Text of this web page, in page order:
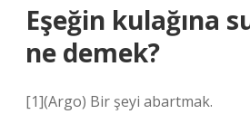
Eşeğin kulağına
ne demek?
[1](Argo) Bir şeyi abartmak.